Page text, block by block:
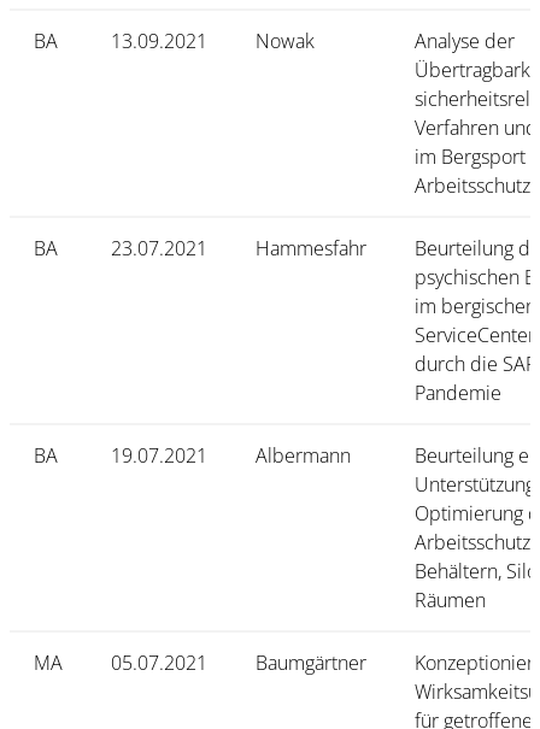
BA 13.09.2021 Nowak
Analyse der
Verfahren
im Bergsport
Arbeitsschutz
BA 23.07.2021 Hammesfahr
Beurteilung
psychischen
im bergischen
durch die
Pandemie
BA 19.07.2021 Albermann
Beurteilung
Optimierung
Behältern,
Räumen
MA 05.07.2021 Baumgärtner
für getroffene